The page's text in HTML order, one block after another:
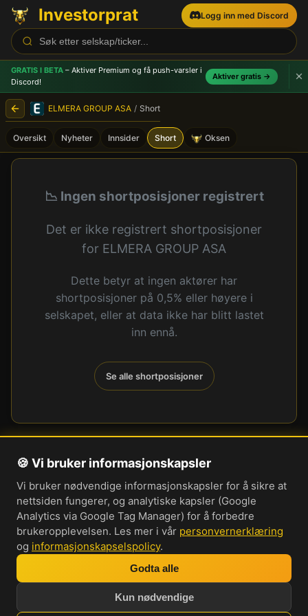
Investorprat Logg inn med Discord
GRATIS I BETA – Aktiver Premium og få push-varsler i
Discord!
Aktiver gratis →
ELMERA GROUP ASA / Short
Oversikt Nyheter Innsider Short Oksen
📉 Ingen shortposisjoner registrert
Det er ikke registrert shortposisjoner
for ELMERA GROUP ASA
Dette betyr at ingen aktører har
shortposisjoner på 0,5% eller høyere i
selskapet, eller at data ikke har blitt lastet
inn ennå.
Se alle shortposisjoner
Om oss
Personvernerklæring
Informasjonskapsler
Brukervilkår
Cookie-innstillinger
Investorprat 2026. Norsk forum og
🍪 Vi bruker informasjonskapsler
Vi bruker nødvendige informasjonskapsler for å sikre at
nettsiden fungerer, og analytiske kapsler (Google
Analytics via Google Tag Manager) for å forbedre
brukeropplevelsen. Les mer i vår personvernerklæring
og informasjonskapselspolicy.
Godta alle
Kun nødvendige